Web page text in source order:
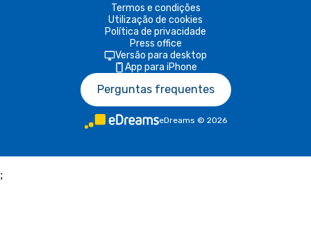
Termos e condições
Utilização de cookies
Política de privacidade
Press office
Versão para desktop
App para iPhone
Perguntas frequentes
eDreams © 2026
;